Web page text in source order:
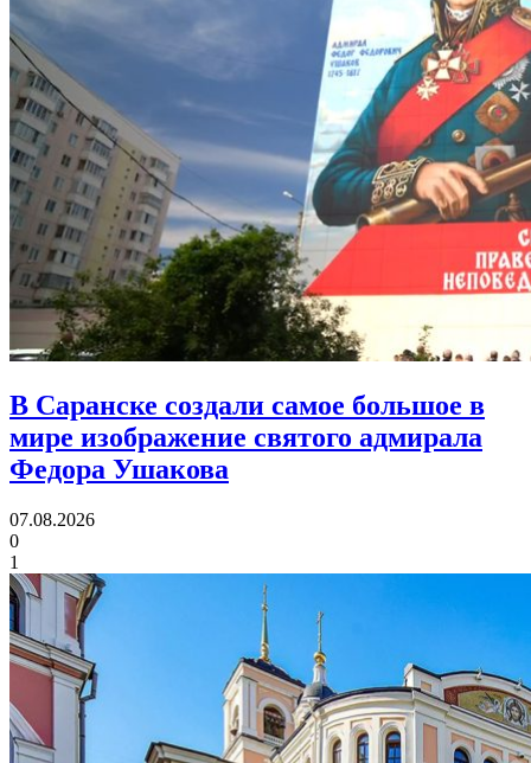
В Саранске создали самое большое в
мире изображение святого адмирала
Федора Ушакова
07.08.2026
0
1